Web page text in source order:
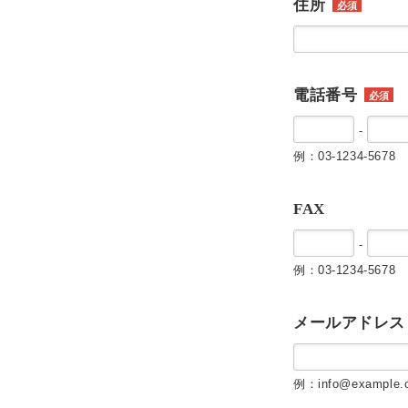
住所 必須
電話番号 必須
-
例：03-1234-5678
FAX
-
例：03-1234-5678
メールアドレス
例：